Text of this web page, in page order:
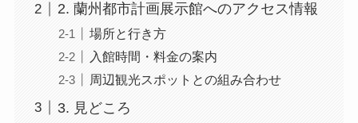
2. 蘭州都市計画展示館へのアクセス情報
場所と行き方
入館時間・料金の案内
周辺観光スポットとの組み合わせ
3. 見どころ